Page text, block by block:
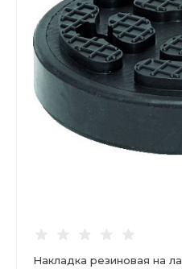
Накладка резиновая на